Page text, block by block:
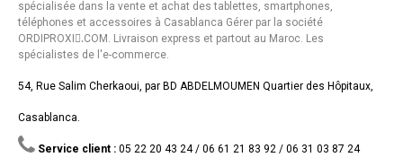
spécialisée dans la vente et achat des tablettes, smartphones,
téléphones et accessoires à Casablanca Gérer par la société
ORDIPROXI.ِCOM. Livraison express et partout au Maroc. Les
spécialistes de l'e-commerce.
54, Rue Salim Cherkaoui, par BD ABDELMOUMEN Quartier des Hôpitaux,
Casablanca.
Service client : 05 22 20 43 24 / 06 61 21 83 92 / 06 31 03 87 24